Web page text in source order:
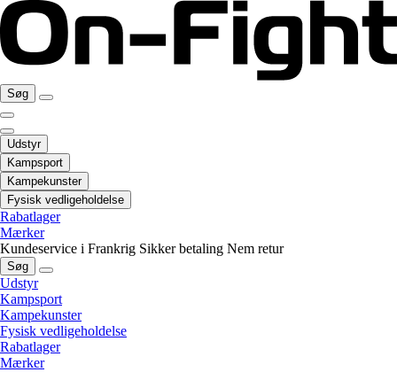
Søg
Udstyr
Kampsport
Kampekunster
Fysisk vedligeholdelse
Rabatlager
Mærker
Kundeservice i Frankrig Sikker betaling Nem retur
Søg
Udstyr
Kampsport
Kampekunster
Fysisk vedligeholdelse
Rabatlager
Mærker